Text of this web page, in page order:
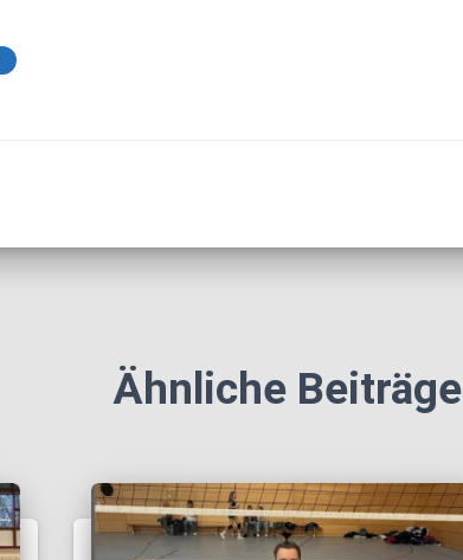
Ähnliche Beiträge